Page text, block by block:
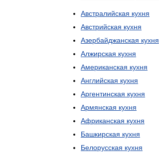
Австралийская кухня
Австрийская кухня
Азербайджанская кухня
Алжирская кухня
Американская кухня
Английская кухня
Аргентинская кухня
Армянская кухня
Африканская кухня
Башкирская кухня
Белорусская кухня